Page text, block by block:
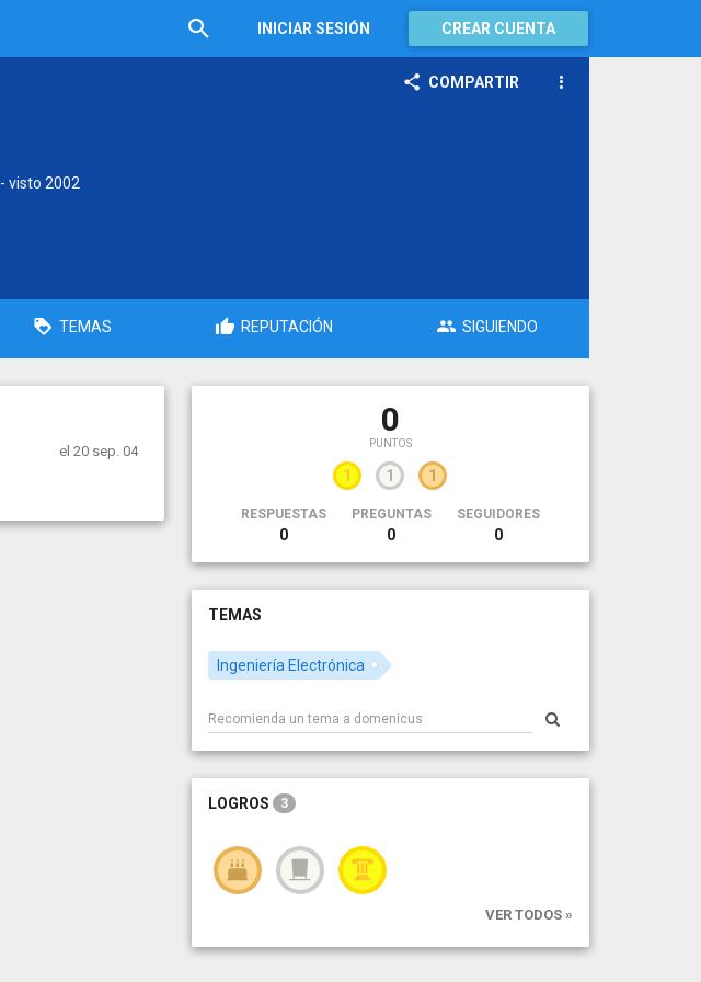
INICIAR SESIÓN CREAR CUENTA
COMPARTIR
- visto 2002
TEMAS REPUTACIÓN SIGUIENDO
el 20 sep. 04
0
PUNTOS
1 1 1
RESPUESTAS
0
PREGUNTAS
0
SEGUIDORES
0
TEMAS
Ingeniería Electrónica
LOGROS 3
VER TODOS »